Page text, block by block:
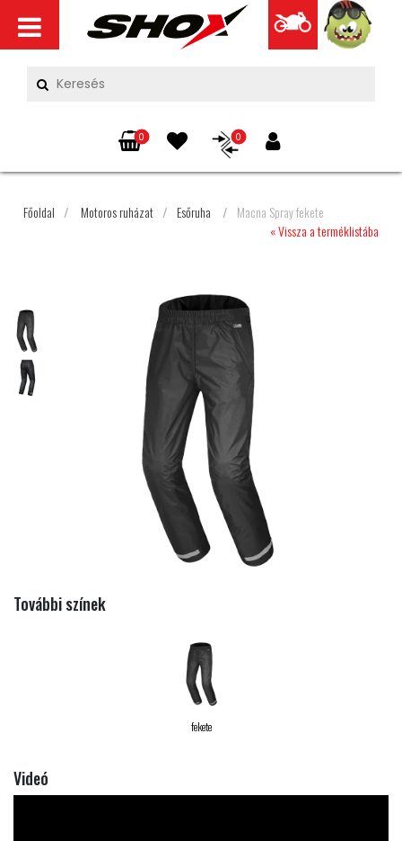
0 0
Főoldal / Motoros ruházat / Esőruha / Macna Spray fekete
« Vissza a terméklistába
További színek
fekete
Videó